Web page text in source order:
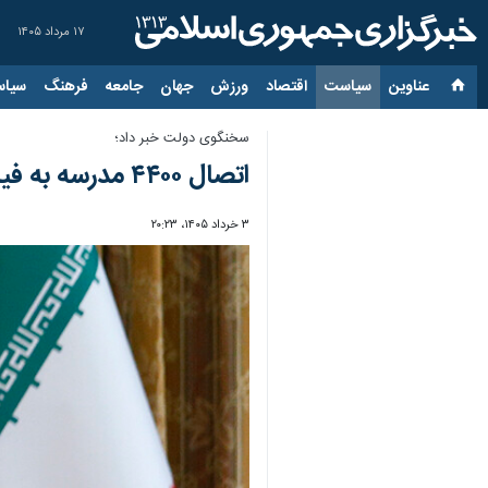
۱۷ مرداد ۱۴۰۵
عناوین‌ سیاست اقتصاد ورزش جهان جامعه فرهنگ
سخنگوی دولت خبر داد؛
اتصال ۴۴۰۰ مدرسه به فیبرنوری تا پایان اردیبهشت/ پاداش ۳۰ درصدی توانیر برای مشترکان کم مصرف
۳ خرداد ۱۴۰۵، ۲۰:۲۳